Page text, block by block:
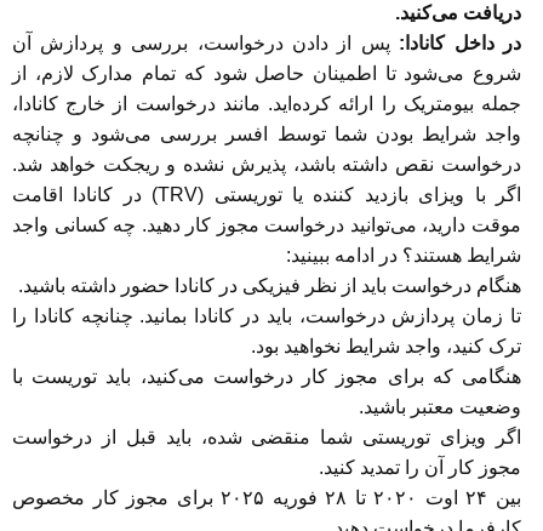
دریافت می‌کنید.
در داخل کانادا: پس از دادن درخواست، بررسی و پردازش آن
شروع می‌شود تا اطمینان حاصل شود که تمام مدارک لازم، از
جمله بیومتریک را ارائه کرده‌اید. مانند درخواست از خارج کانادا،
واجد شرایط بودن شما توسط افسر بررسی می‌شود و چنانچه
درخواست نقص داشته باشد، پذیرش نشده و ریجکت خواهد شد.
اگر با ویزای بازدید کننده یا توریستی (TRV) در کانادا اقامت
موقت دارید، می‌توانید درخواست مجوز کار دهید. چه کسانی واجد
شرایط هستند؟ در ادامه ببینید:
هنگام درخواست باید از نظر فیزیکی در کانادا حضور داشته باشید.
تا زمان پردازش درخواست، باید در کانادا بمانید. چنانچه کانادا را
ترک کنید، واجد شرایط نخواهید بود.
هنگامی که برای مجوز کار درخواست می‌کنید، باید توریست با
وضعیت معتبر باشید.
اگر ویزای توریستی شما منقضی شده، باید قبل از درخواست
مجوز کار آن را تمدید کنید.
بین ۲۴ اوت ۲۰۲۰ تا ۲۸ فوریه ۲۰۲۵ برای مجوز کار مخصوص